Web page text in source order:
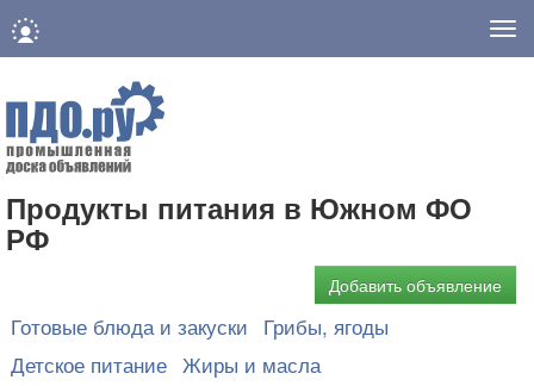
Продукты питания в Южном ФО
РФ
Добавить объявление
Готовые блюда и закуски Грибы, ягоды
Детское питание Жиры и масла